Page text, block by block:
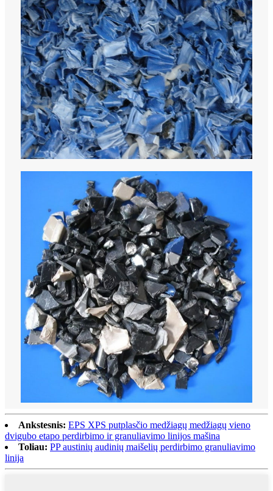
Ankstesnis: EPS XPS putplasčio medžiagų medžiagų vieno
dvigubo etapo perdirbimo ir granuliavimo linijos mašina
Toliau: PP austinių audinių maišelių perdirbimo granuliavimo
linija